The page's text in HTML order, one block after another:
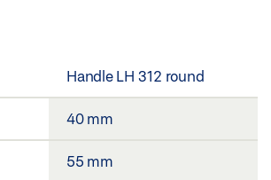
Handle LH 312 round
40 mm
55 mm